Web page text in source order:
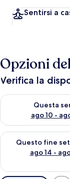
Sentirsi a
Opzioni
Verifica la
Questa
ago 10 -
Verifica la
Questo fine
ago 14 -
Verifica la